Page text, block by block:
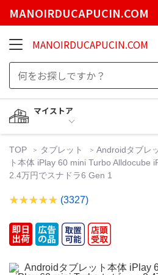
MANOIRDUCAPUCIN.COM
MANOIRDUCAPUCIN.COM
マイストア
TOP タブレット Androidタブレ
ト本体 iPlay 60 mini Turbo Alldocube
2.4万円でスナドラ6 Gen 1
(3327)